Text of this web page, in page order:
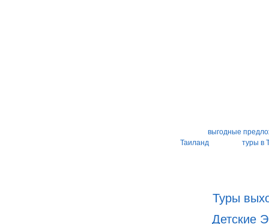
выгодные
Таиланд
туры в
Туры
Детские